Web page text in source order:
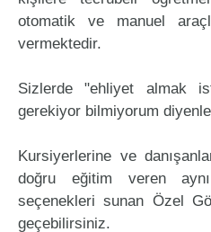
otomatik ve manuel
vermektedir.
Sizlerde "ehliyet almak
gerekiyor bilmiyorum
Kursiyerlerine ve
doğru eğitim veren
seçenekleri sunan Özel
geçebilirsiniz.